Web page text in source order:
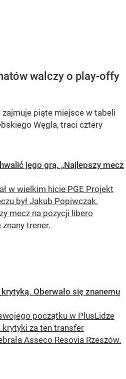
walczy o play-offy
zajmuje piąte miejsce w tabeli
Węgla, traci cztery
jego grą. „Najlepszy mecz
w wielkim hicie PGE Projekt
był Jakub Popiwczak.
mecz na pozycji libero
trener.
Oberwało się znanemu
początku w PlusLidze
krytyki za ten transfer
Asseco Resovia Rzeszów.